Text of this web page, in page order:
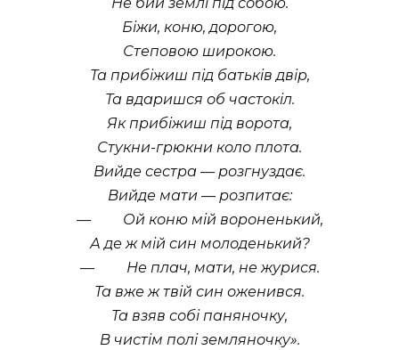
Не бий землi пiд собою.
Бiжи, коню, дорогою,
Степовою широкою.
Та прибiжиш пiд батькiв двiр,
Та вдаришся об частокiл.
Як прибiжиш пiд ворота,
Стукни-грюкни коло плота.
Вийде сестра — розгнуздає.
Вийде мати — розпитає:
— Ой коню мiй вороненький,
А де ж мiй син молоденький?
— Не плач, мати, не журися.
Та вже ж твiй син оженився.
Та взяв собi паняночку,
В чистiм полi земляночку .